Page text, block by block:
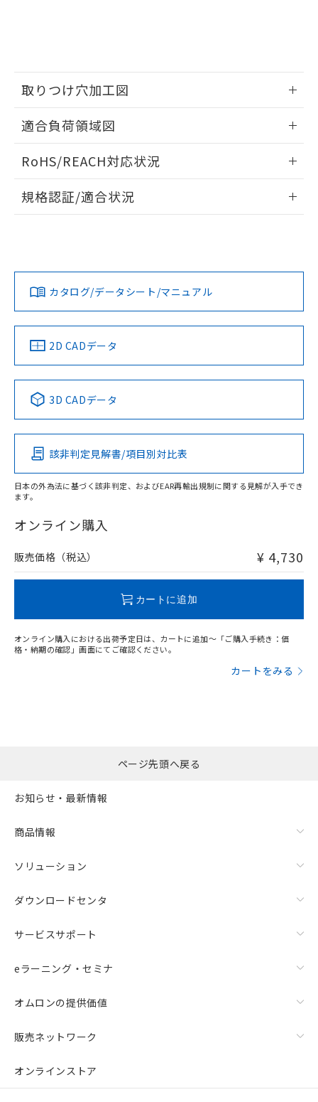
取りつけ穴加工図
適合負荷領域図
RoHS/REACH対応状況
EU RoHS 注意事項・凡例
対応済み
中国 RoHS 注意事項・凡例
Pb Hg Cd Cr(VI)
O
在庫等で未対応品が混在する可能性があります。
問い合わせください。
規格認証/適合状況
LR型式承認
（イギリス
船舶規格）
DNV型式承認
（ノルウェー
BV型式承認
（フランス
KR型式
（韓国
No No No No
この製品の規格認証/適合状況ページへ
その他の認証はこちらのページからご検索ください
カタログ/データシート/マニュアル
2D CADデータ
3D CADデータ
該非判定見解書/項目別対比表
日本の外為法に基づく該非判定、およびEAR再輸出規制に関する見解が入手でき
ます。
オンライン購入
販売価格（税込） ¥ 4,730
カートに追加
オンライン購入における出荷予定日は、カートに追加～「ご購入手続き：価
格・納期の確認」画面にてご確認ください。
カートをみる
※当社の共同利用者とは、
の共同利用に関して"
用者の範囲」に記載されている法人を
指します。
EU RoHS指令（10物質）の非含有証明書
51物質の非含有証明書（当社基準）
※本証明書は発行日時点で非含有を証明す
るもので、過去に遡って非含有を証明する
ものではありません。
物質の対応では、対応完了までの期間は出
荷製品に未対応品が混在することから備考
欄に対応日を記載しておりました。
ページ先頭へ戻る
お知らせ・最新情報
商品情報
ソリューション
ダウンロードセンタ
サービスサポート
eラーニング・セミナ
オムロンの提供価値
販売ネットワーク
オンラインストア